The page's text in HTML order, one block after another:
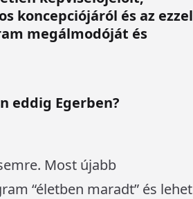
koncepciójáról és az ezzel
megálmodóját és
eddig Egerben?
Most újabb
“életben maradt” és lehet